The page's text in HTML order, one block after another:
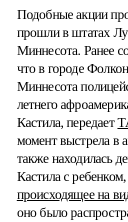
Подобные акции
прошли в штатах
Миннесота. Ранее
что в городе
Миннесота
летнего
Кастила, передает
момент выстрела в
также находилась
Кастила с ребенком,
происходящее на
оно было